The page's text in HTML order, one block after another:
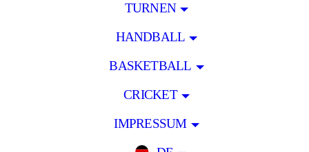
TURNEN
HANDBALL
BASKETBALL
CRICKET
IMPRESSUM